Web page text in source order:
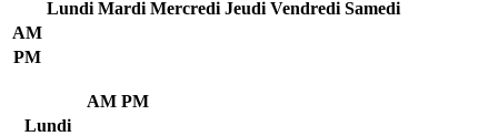
Lundi Mardi Mercredi Jeudi Vendredi Samedi
AM
PM
AM PM
Lundi